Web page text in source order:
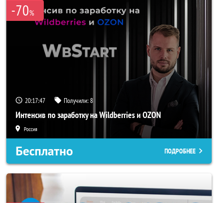
-70%
20:17:45 Получили:8
Интенсив по заработку на Wildberries и OZON
Россия
Бесплатно ПОДРОБНЕЕ